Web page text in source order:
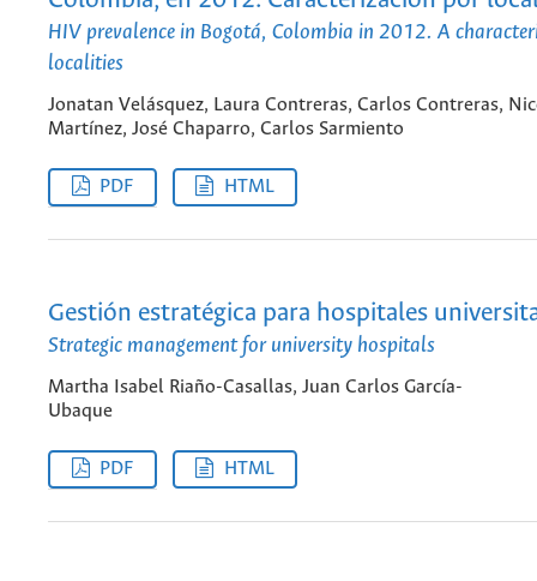
HIV prevalence in Bogotá, Colombia in 2012. A
localities
Jonatan Velásquez, Laura Contreras, Carlos Contreras,
Martínez, José Chaparro, Carlos Sarmiento
PDF HTML
Gestión estratégica para hospitales
Strategic management for university hospitals
Martha Isabel Riaño-Casallas, Juan Carlos García-
Ubaque
PDF HTML